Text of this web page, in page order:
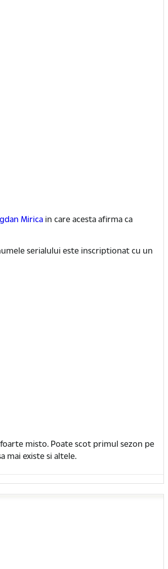
Mirica in care acesta afirma ca
serialului este inscriptionat cu un
misto. Poate scot primul sezon pe
mai existe si altele.